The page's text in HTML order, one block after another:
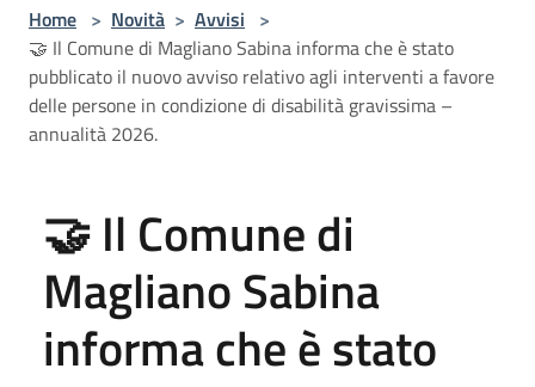
Home > Novità > Avvisi >
🤝 Il Comune di Magliano Sabina informa che è stato
pubblicato il nuovo avviso relativo agli interventi a favore
delle persone in condizione di disabilità gravissima –
annualità 2026.
🤝 Il Comune di
Magliano Sabina
informa che è stato